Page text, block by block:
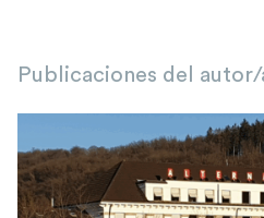
Publicaciones del autor/